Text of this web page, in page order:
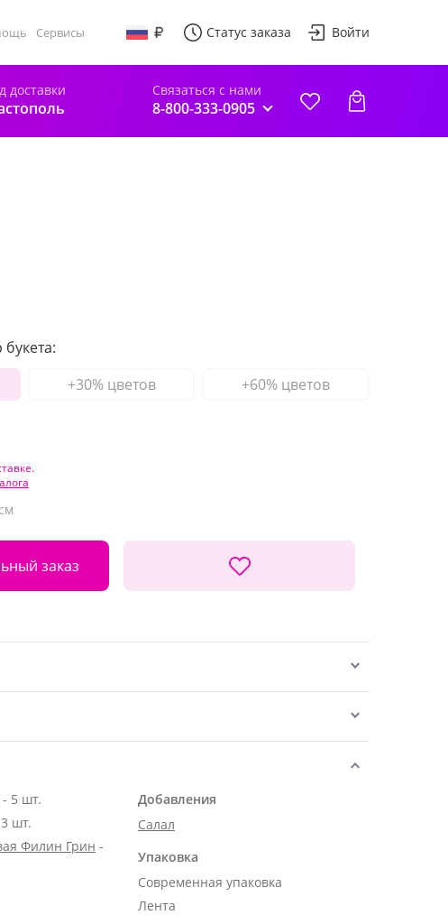
Сервисы Статус заказа Войти
доставки Связаться с нами
8-800-333-0905
+30% цветов +60% цветов
см
заказ
- 5 шт.
шт.
Филин Грин -
Добавления
Салал
Упаковка
Современная упаковка
Лента